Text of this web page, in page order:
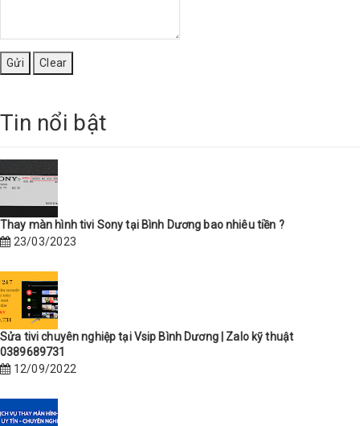
Tin nổi bật
Thay màn hình tivi Sony tại Bình Dương bao nhiêu tiền ?
23/03/2023
Sửa tivi chuyên nghiệp tại Vsip Bình Dương | Zalo kỹ thuật
0389689731
12/09/2022